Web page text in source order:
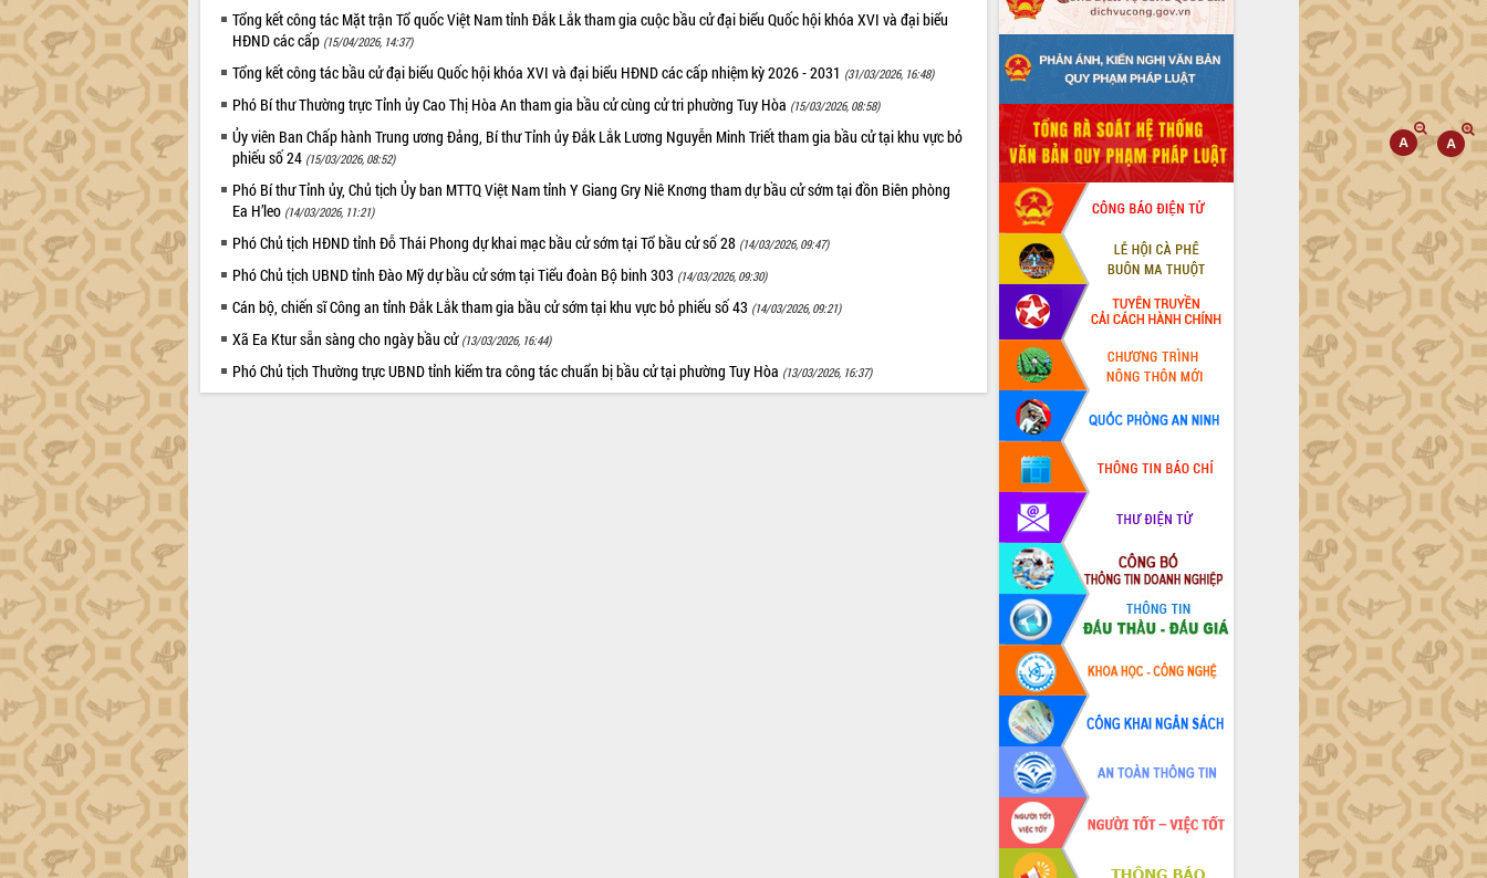
Tổng kết công tác Mặt trận Tổ quốc Việt Nam tỉnh Đắk Lắk tham gia cuộc bầu cử đại biểu Quốc hội khóa XVI và đại biểu
HĐND các cấp (15/04/2026, 14:37)
Tổng kết công tác bầu cử đại biểu Quốc hội khóa XVI và đại biểu HĐND các cấp nhiệm kỳ 2026 - 2031 (31/03/2026, 16:48)
Phó Bí thư Thường trực Tỉnh ủy Cao Thị Hòa An tham gia bầu cử cùng cử tri phường Tuy Hòa (15/03/2026, 08:58)
Ủy viên Ban Chấp hành Trung ương Đảng, Bí thư Tỉnh ủy Đắk Lắk Lương Nguyễn Minh Triết tham gia bầu cử tại khu vực bỏ
phiếu số 24 (15/03/2026, 08:52)
Phó Bí thư Tỉnh ủy, Chủ tịch Ủy ban MTTQ Việt Nam tỉnh Y Giang Gry Niê Knơng tham dự bầu cử sớm tại đồn Biên phòng
Ea H’leo (14/03/2026, 11:21)
Phó Chủ tịch HĐND tỉnh Đỗ Thái Phong dự khai mạc bầu cử sớm tại Tổ bầu cử số 28 (14/03/2026, 09:47)
Phó Chủ tịch UBND tỉnh Đào Mỹ dự bầu cử sớm tại Tiểu đoàn Bộ binh 303 (14/03/2026, 09:30)
Cán bộ, chiến sĩ Công an tỉnh Đắk Lắk tham gia bầu cử sớm tại khu vực bỏ phiếu số 43 (14/03/2026, 09:21)
Xã Ea Ktur sẵn sàng cho ngày bầu cử (13/03/2026, 16:44)
Phó Chủ tịch Thường trực UBND tỉnh kiểm tra công tác chuẩn bị bầu cử tại phường Tuy Hòa (13/03/2026, 16:37)